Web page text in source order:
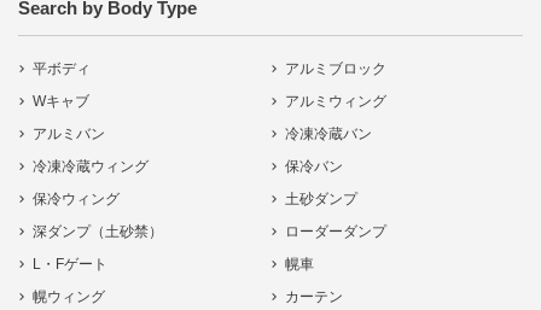
Search by Body Type
平ボディ
アルミブロック
Wキャブ
アルミウィング
アルミバン
冷凍冷蔵バン
冷凍冷蔵ウィング
保冷バン
保冷ウィング
土砂ダンプ
深ダンプ（土砂禁）
ローダーダンプ
L・Fゲート
幌車
幌ウィング
カーテン